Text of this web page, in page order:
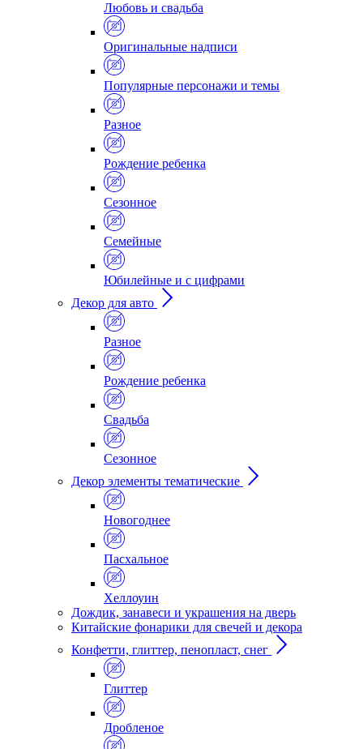
Любовь и свадьба
Оригинальные надписи
Популярные персонажи и темы
Разное
Рождение ребенка
Сезонное
Семейные
Юбилейные и с цифрами
Декор для авто
Разное
Рождение ребенка
Свадьба
Сезонное
Декор элементы тематические
Новогоднее
Пасхальное
Хеллоуин
Дождик, занавеси и украшения на дверь
Китайские фонарики для свечей и декора
Конфетти, глиттер, пенопласт, снег
Глиттер
Дробленое